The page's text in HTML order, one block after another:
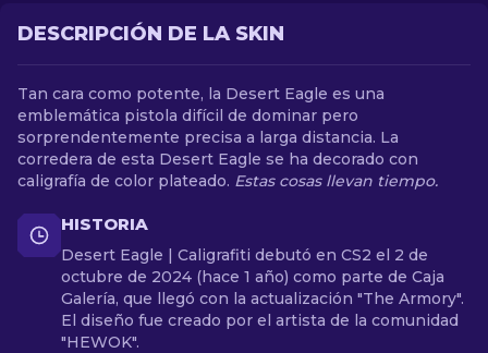
DESCRIPCIÓN DE LA SKIN
Tan cara como potente, la Desert Eagle es una
emblemática pistola difícil de dominar pero
sorprendentemente precisa a larga distancia. La
corredera de esta Desert Eagle se ha decorado con
caligrafía de color plateado. Estas cosas llevan tiempo.
HISTORIA
Desert Eagle | Caligrafiti debutó en CS2 el 2 de
octubre de 2024 (hace 1 año) como parte de Caja
Galería, que llegó con la actualización "The Armory".
El diseño fue creado por el artista de la comunidad
"HEWOK".